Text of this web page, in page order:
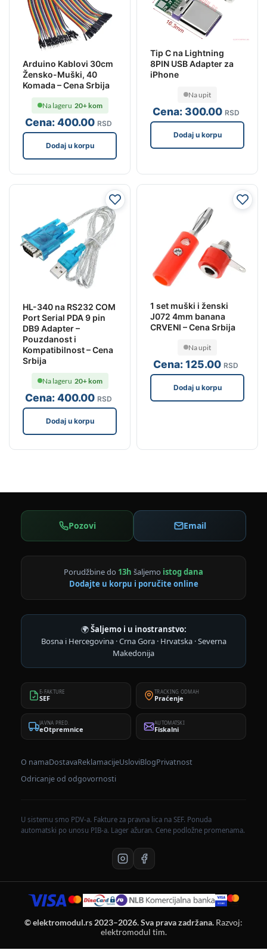
Arduino Kablovi 30cm
Žensko-Muški, 40
Komada – Cena Srbija
Cena:400.00 RSD
Na lageru 20+ kom
Dodaj u korpu
Tip C na Lightning
8PIN USB Adapter za
iPhone
Cena:300.00 RSD
Na upit
Dodaj u korpu
HL-340 na RS232 COM
Port Serial PDA 9 pin
DB9 Adapter –
Pouzdanost i
Kompatibilnost – Cena
Srbija
Cena:400.00 RSD
Na lageru 20+ kom
Dodaj u korpu
1 set muški i ženski
J072 4mm banana
CRVENI – Cena Srbija
Cena:125.00 RSD
Na upit
Dodaj u korpu
Pozovi Email
Porudžbine do 13h šaljemo istog dana
Dodajte u korpu i poručite online
🌍Šaljemo i u inostranstvo:
Bosna i Hercegovina · Crna Gora · Hrvatska · Severna
Makedonija
E-FAKTURE
SEF
TRACKING ODMAH
Praćenje
JAVNA PRED.
eOtpremnice
AUTOMATSKI
Fiskalni
O namaDostavaReklamacijeUsloviBlogPrivatnost
Odricanje od odgovornosti
U sistemu smo PDV-a. Fakture za pravna lica na SEF. Ponuda
automatski po unosu PIB-a. Lager ažuran. Cene podložne promenama.
© elektromodul.rs 2023–2026. Sva prava zadržana. Razvoj:
elektromodul tim.